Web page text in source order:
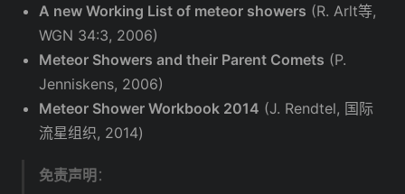
A new Working List of meteor showers (R. Arlt等,
WGN 34:3, 2006)
Meteor Showers and their Parent Comets (P.
Jenniskens, 2006)
Meteor Shower Workbook 2014 (J. Rendtel, 国际
流星组织, 2014)
免责声明 ：